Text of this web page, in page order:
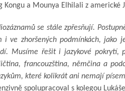
Kongu a Mounya Elhilali z americké
se stále zpřesňují.
i ve zhoršených podmínkách,
Musíme řešit i jazykové pokrytí,
francouzština, němčina a
které kolikrát ani nemají
spolupracoval s kolegou